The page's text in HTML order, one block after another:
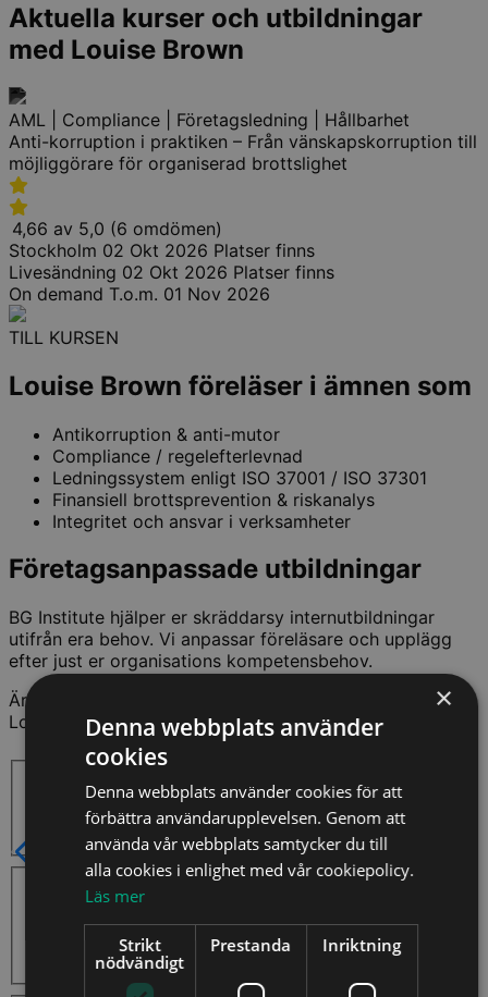
Aktuella kurser och utbildningar
med Louise Brown
AML | Compliance | Företagsledning | Hållbarhet
Anti-korruption i praktiken – Från vänskapskorruption till
möjliggörare för organiserad brottslighet
4,66 av 5,0 (6 omdömen)
Stockholm 02 Okt 2026 Platser finns
Livesändning 02 Okt 2026 Platser finns
On demand T.o.m. 01 Nov 2026
TILL KURSEN
Louise Brown föreläser i ämnen som
Antikorruption & anti-mutor
Compliance / regelefterlevnad
Ledningssystem enligt ISO 37001 / ISO 37301
Finansiell brottsprevention & riskanalys
Integritet och ansvar i verksamheter
Företagsanpassade utbildningar
BG Institute hjälper er skräddarsy internutbildningar
utifrån era behov. Vi anpassar föreläsare och upplägg
efter just er organisations kompetensbehov.
Är du intresserad av att boka en internutbildning med
Louise Brown? Fyll i forumläret nedan så hör vi av oss.
Steg 1 - Vilket format önskar ni?
På plats i kurslokal
Distans via livesändning
På plats och distans
Steg 2 - Var önskar ni genomföra utbildningen?
I egna lokaler i Stockholm
I BG Institutes lokaler
Online
×
Denna webbplats använder
cookies
Denna webbplats använder cookies för att
förbättra användarupplevelsen. Genom att
använda vår webbplats samtycker du till
alla cookies i enlighet med vår cookiepolicy.
Läs mer
Strikt
nödvändigt
Prestanda Inriktning